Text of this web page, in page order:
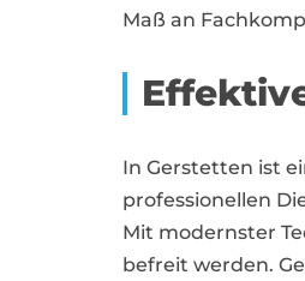
Maß an
In Gerstetten ist
professionellen
Mit modernster
befreit werden.